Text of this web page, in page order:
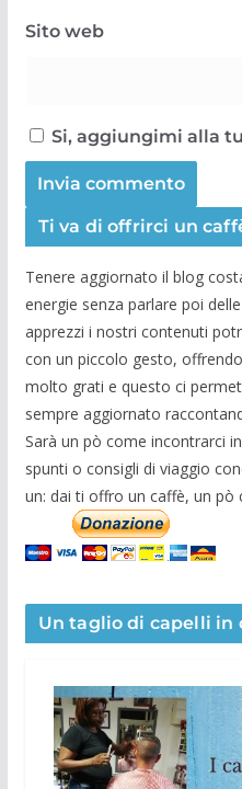
Sito web
Si, aggiungimi alla
Ti va di offrirci un
Tenere aggiornato il blog
energie senza parlare poi
apprezzi i nostri contenuti
con un piccolo gesto,
molto grati e questo ci
sempre aggiornato
Sarà un pò come incontrarci
spunti o consigli di viaggio
un: dai ti offro un caffè, un pò
Un taglio di capelli in